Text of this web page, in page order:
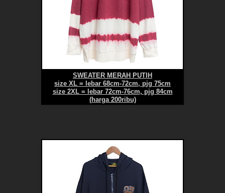
SWEATER MERAH PUTIH
size XL = lebar 68cm-72cm, pjg 75cm
size 2XL = lebar 72cm-76cm, pjg 84cm
(harga 200ribu)